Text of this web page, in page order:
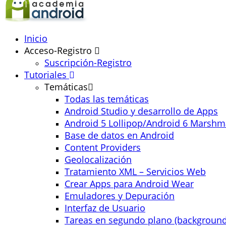
Inicio
Acceso-Registro
Suscripción-Registro
Tutoriales
Temáticas
Todas las temáticas
Android Studio y desarrollo de Apps
Android 5 Lollipop/Android 6
Base de datos en Android
Content Providers
Geolocalización
Tratamiento XML – Servicios Web
Crear Apps para Android Wear
Emuladores y Depuración
Interfaz de Usuario
Tareas en segundo plano